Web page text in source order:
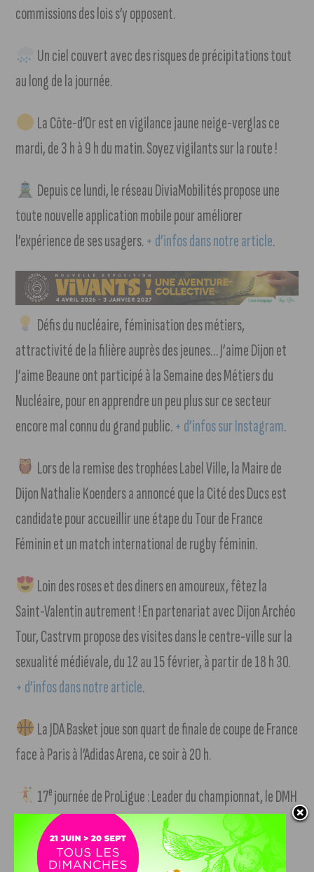
commissions des lois s’y opposent.
Un ciel couvert avec des risques de précipitations tout
au long de la journée.
La Côte-d’Or est en vigilance jaune neige-verglas ce
mardi, de 3 h à 9 h du matin. Soyez vigilants sur la route !
Depuis ce lundi, le réseau DiviaMobilités propose une
toute nouvelle application mobile pour améliorer
l’expérience de ses usagers.+ d’infos dans notre article.
Défis du nucléaire, féminisation des métiers,
attractivité de la filière auprès des jeunes… J’aime Dijon et
J’aime Beaune ont participé à la Semaine des Métiers du
Nucléaire, pour en apprendre un peu plus sur ce secteur
encore mal connu du grand public.+ d’infos sur Instagram.
Lors de la remise des trophées Label Ville, la Maire de
Dijon Nathalie Koenders a annoncé que la Cité des Ducs est
candidate pour accueillir une étape du Tour de France
Féminin et un match international de rugby féminin.
Loin des roses et des diners en amoureux, fêtez la
Saint-Valentin autrement ! En partenariat avec Dijon Archéo
Tour, Castrvm propose des visites dans le centre-ville sur la
sexualité médiévale, du 12 au 15 février, à partir de 18 h 30.
+ d’infos dans notre article.
La JDA Basket joue son quart de finale de coupe de France
face à Paris à l’Adidas Arena, ce soir à 20 h.
17ejournée de ProLigue : Leader du championnat, le DMH
accueille le 5
e , Caen, le vendredi 14 février à 20 h 30.+
d’infos dans notre article .